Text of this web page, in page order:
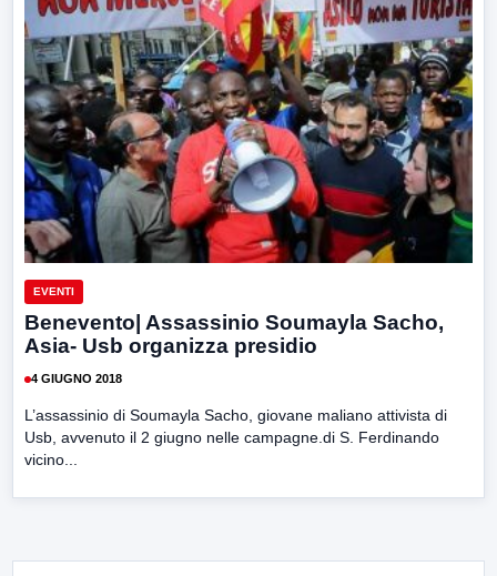
EVENTI
Benevento| Assassinio Soumayla Sacho,
Asia- Usb organizza presidio
4 GIUGNO 2018
L’assassinio di Soumayla Sacho, giovane maliano attivista di
Usb, avvenuto il 2 giugno nelle campagne.di S. Ferdinando
vicino...